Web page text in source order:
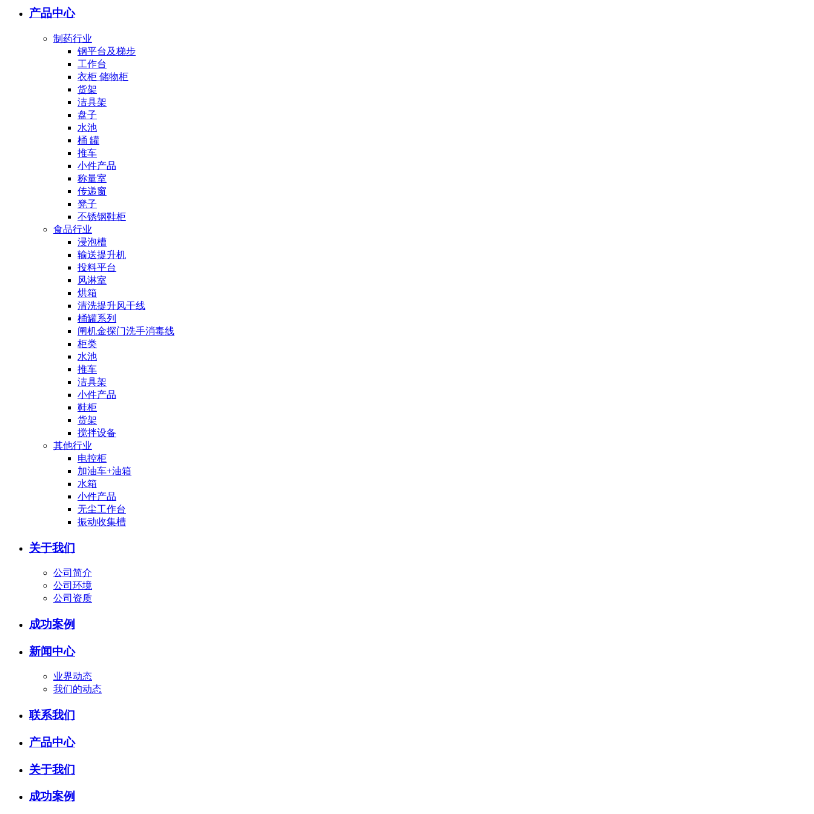
产品中心
制药行业
钢平台及梯步
工作台
衣柜 储物柜
货架
洁具架
盘子
水池
桶 罐
推车
小件产品
称量室
传递窗
凳子
不锈钢鞋柜
食品行业
浸泡槽
输送提升机
投料平台
风淋室
烘箱
清洗提升风干线
桶罐系列
闸机金探门洗手消毒线
柜类
水池
推车
洁具架
小件产品
鞋柜
货架
搅拌设备
其他行业
电控柜
加油车+油箱
水箱
小件产品
无尘工作台
振动收集槽
关于我们
公司简介
公司环境
公司资质
成功案例
新闻中心
业界动态
我们的动态
联系我们
产品中心
关于我们
成功案例